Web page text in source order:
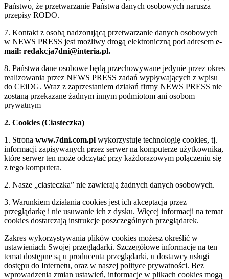
Państwo, że przetwarzanie Państwa danych osobowych narusza
przepisy RODO.
7. Kontakt z osobą nadzorującą przetwarzanie danych osobowych
w NEWS PRESS jest możliwy drogą elektroniczną pod adresem e-
mail: redakcja7dni@interia.pl.
8. Państwa dane osobowe będą przechowywane jedynie przez okres
realizowania przez NEWS PRESS zadań wypływających z wpisu
do CEiDG. Wraz z zaprzestaniem działań firmy NEWS PRESS nie
zostaną przekazane żadnym innym podmiotom ani osobom
prywatnym
2. Cookies (Ciasteczka)
1. Strona www.7dni.com.pl wykorzystuje technologię cookies, tj.
informacji zapisywanych przez serwer na komputerze użytkownika,
które serwer ten może odczytać przy każdorazowym połączeniu się
z tego komputera.
2. Nasze „ciasteczka” nie zawierają żadnych danych osobowych.
3. Warunkiem działania cookies jest ich akceptacja przez
przeglądarkę i nie usuwanie ich z dysku. Więcej informacji na temat
cookies dostarczają instrukcje poszczególnych przeglądarek.
Zakres wykorzystywania plików cookies możesz określić w
ustawieniach Swojej przeglądarki. Szczegółowe informacje na ten
temat dostępne są u producenta przeglądarki, u dostawcy usługi
dostępu do Internetu, oraz w naszej polityce prywatności. Bez
wprowadzenia zmian ustawień, informacje w plikach cookies mogą